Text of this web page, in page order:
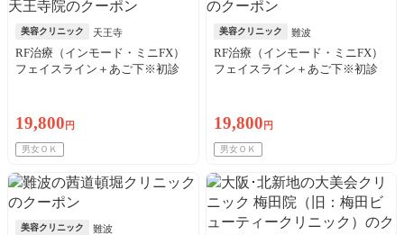
美容クリニック 天王寺
RF治療（インモード・ミニFX）
フェイスライン＋あご下※初診
19,800 円
男女ＯＫ
美容クリニック 難波
RF治療（インモード・ミニFX）
フェイスライン＋あご下※初診
19,800 円
男女ＯＫ
美容クリニック 難波